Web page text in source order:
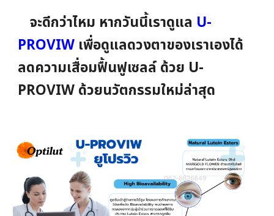
จะดีกว่าไหม หากวันนี้เราดูแล U-
PROVIW เพื่อดูแลดวงตาของเราเองได้
ลดความเสื่อมฟื้นฟูเซลล์ ด้วย U-
PROVIW ด้วยนวัตกรรมใหม่ล่าสุด